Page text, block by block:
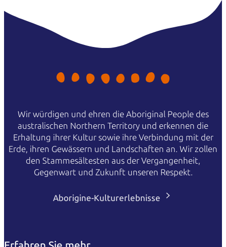
Wir würdigen und ehren die Aboriginal People des
australischen Northern Territory und erkennen die
Erhaltung ihrer Kultur sowie ihre Verbindung mit der
Erde, ihren Gewässern und Landschaften an. Wir zollen
den Stammesältesten aus der Vergangenheit,
Gegenwart und Zukunft unseren Respekt.
Aborigine-Kulturerlebnisse